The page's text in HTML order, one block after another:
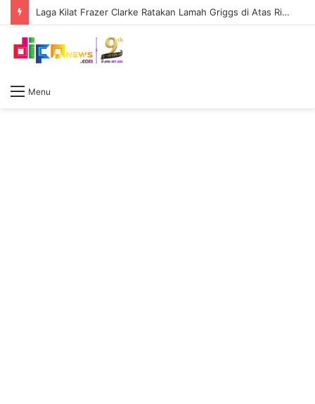
Laga Kilat Frazer Clarke Ratakan Lamah Griggs di Atas Ring First Direct Arena
Menu